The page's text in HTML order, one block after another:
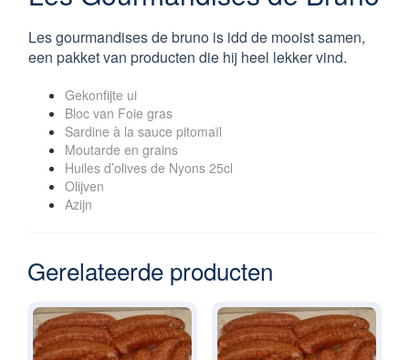
Les gourmandises de bruno is idd de mooist samen,
een pakket van producten die hij heel lekker vind.
Gekonfijte ui
Bloc van Foie gras
Sardine à la sauce pitomaïl
Moutarde en grains
Huiles d’olives de Nyons 25cl
Olijven
Azijn
Gerelateerde producten